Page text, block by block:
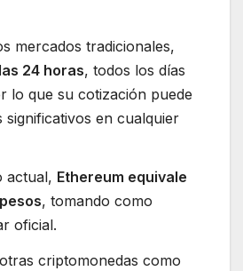
mercados tradicionales,
24 horas, todos los días
lo que su cotización puede
significativos en cualquier
actual, Ethereum equivale
, tomando como
oficial.
criptomonedas como